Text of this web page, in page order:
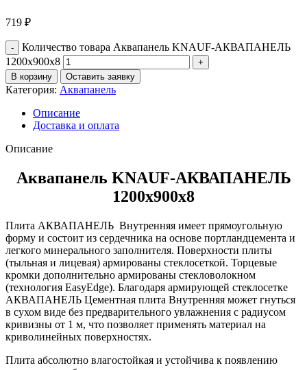
719 ₽
Количество товара Аквапанель KNAUF-АКВАПАНЕЛЬ
1200х900х8
В корзину Оставить заявку
Категория: Аквапанель
Описание
Доставка и оплата
Описание
Аквапанель KNAUF-АКВАПАНЕЛЬ
1200х900х8
Плита АКВАПАНЕЛЬ Внутренняя имеет прямоугольную
форму и состоит из сердечника на основе портландцемента и
легкого минерального заполнителя. Поверхности плиты
(тыльная и лицевая) армированы стеклосеткой. Торцевые
кромки дополнительно армированы стекловолокном
(технология EasyEdge). Благодаря армирующей стеклосетке
АКВАПАНЕЛЬ Цементная плита Внутренняя может гнуться
в сухом виде без предварительного увлажнения с радиусом
кривизны от 1 м, что позволяет применять материал на
криволинейных поверхностях.
Плита абсолютно влагостойкая и устойчива к появлению